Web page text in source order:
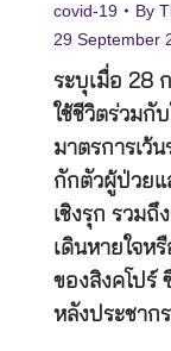
covid-19 By
29 September
ระบุเมื่อ 28
ใช้ชีวิตร่วมกั
มาตรการเว้
กักตัวผู้ป่วยแ
เชิงรุก รวมถึ
เดินหายใจห
ของสิงคโปร์
หลังประชาก